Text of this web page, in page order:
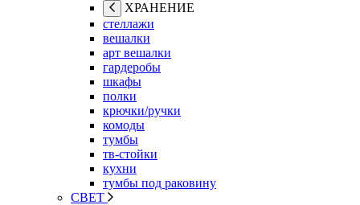
ХРАНЕНИЕ
стеллажи
вешалки
арт вешалки
гардеробы
шкафы
полки
крючки/ручки
комоды
тумбы
тв-стойки
кухни
тумбы под раковину
СВЕТ